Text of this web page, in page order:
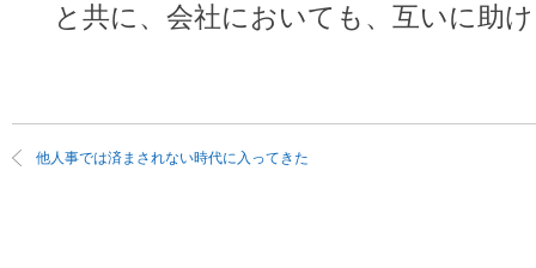
と共に、会社においても、互いに助け
他人事では済まされない時代に入ってきた